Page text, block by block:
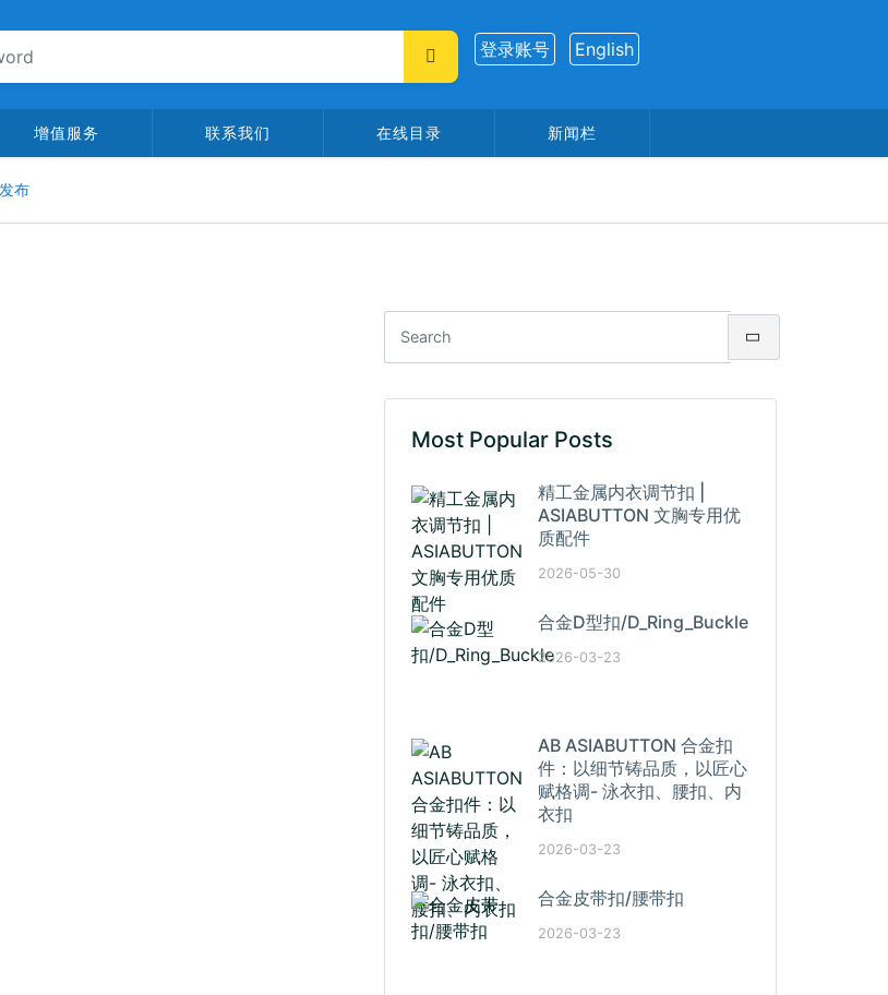
登录账号 English
增值服务 联系我们 在线目录 新闻栏
布
Most Popular Posts
精工金属内衣调节扣 |
ASIABUTTON 文胸专用优
质配件
2026-05-30
合金D型扣/D_Ring_Buckle
2026-03-23
AB ASIABUTTON 合金扣
件：以细节铸品质，以匠心
赋格调- 泳衣扣、腰扣、内
衣扣
2026-03-23
合金皮带扣/腰带扣
2026-03-23